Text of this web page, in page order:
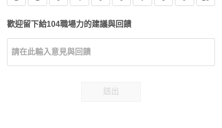
歡迎留下給104職場力的建議與回饋
送出